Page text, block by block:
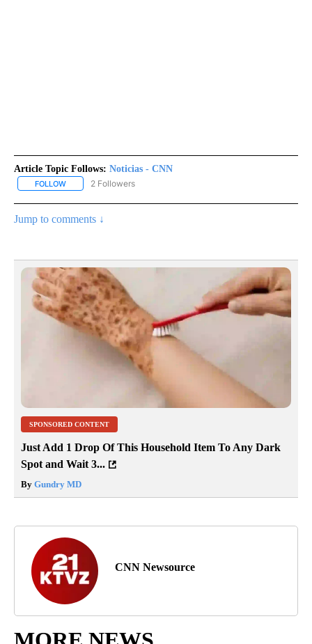
Article Topic Follows: Noticias - CNN
FOLLOW FOLLOW "NOTICIAS - CNN" TO RECEIVE NOTIFICATIONS ABOUT
2 Followers
Jump to comments ↓
SPONSORED CONTENT
Just Add 1 Drop Of This Household Item To Any Dark
Spot and Wait 3...
By Gundry MD
CNN Newsource